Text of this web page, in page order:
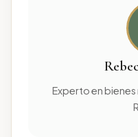
Experto en